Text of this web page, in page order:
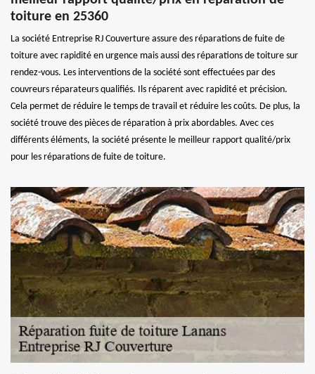
toiture en 25360
La société Entreprise RJ Couverture assure des réparations de fuite de
toiture avec rapidité en urgence mais aussi des réparations de toiture sur
rendez-vous. Les interventions de la société sont effectuées par des
couvreurs réparateurs qualifiés. Ils réparent avec rapidité et précision.
Cela permet de réduire le temps de travail et réduire les coûts. De plus, la
société trouve des pièces de réparation à prix abordables. Avec ces
différents éléments, la société présente le meilleur rapport qualité/prix
pour les réparations de fuite de toiture.